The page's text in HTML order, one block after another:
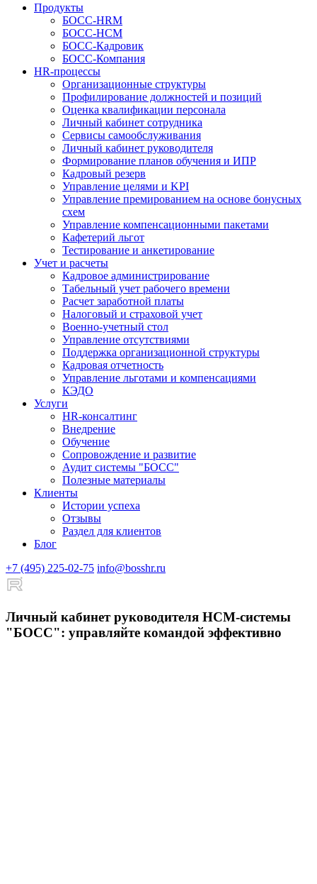
Продукты
БОСС-HRM
БОСС-HCM
БОСС-Кадровик
БОСС-Компания
HR-процессы
Организационные структуры
Профилирование должностей и позиций
Оценка квалификации персонала
Личный кабинет сотрудника
Сервисы самообслуживания
Личный кабинет руководителя
Формирование планов обучения и ИПР
Кадровый резерв
Управление целями и KPI
Управление премированием на основе бонусных
схем
Управление компенсационными пакетами
Кафетерий льгот
Тестирование и анкетирование
Учет и расчеты
Кадровое администрирование
Табельный учет рабочего времени
Расчет заработной платы
Налоговый и страховой учет
Военно-учетный стол
Управление отсутствиями
Поддержка организационной структуры
Кадровая отчетность
Управление льготами и компенсациями
КЭДО
Услуги
HR-консалтинг
Внедрение
Обучение
Сопровождение и развитие
Аудит системы "БОСС"
Полезные материалы
Клиенты
Истории успеха
Отзывы
Раздел для клиентов
Блог
+7 (495) 225-02-75 info@bosshr.ru
Личный кабинет руководителя HCM-системы
"БОСС": управляйте командой эффективно